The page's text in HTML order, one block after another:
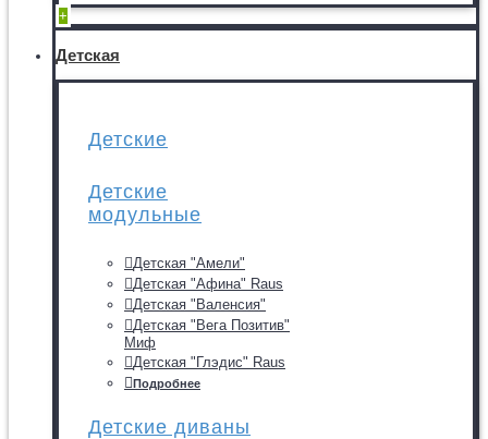
+
Детская
Детские
Детские
модульные
Детская "Амели"
Детская "Афина" Raus
Детская "Валенсия"
Детская "Вега Позитив"
Миф
Детская "Глэдис" Raus
Подробнее
Детские диваны